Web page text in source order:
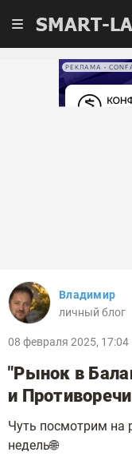
SMART-
РЕКЛАМА •
Владимир
личный блог
08 февраля 2025, 17:04
"Рынок в
и
Чуть посмотрим на
недель🌐